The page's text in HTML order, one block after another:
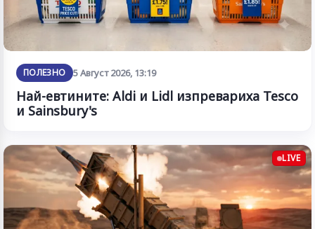
ПОЛЕЗНО 5 Август 2026, 13:19
Най-евтините: Aldi и Lidl изпревариха Tesco
и Sainsbury's
LIVE